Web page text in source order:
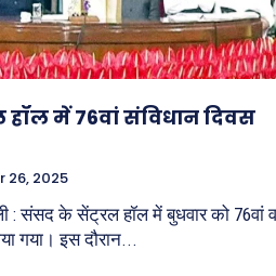
में 76वां संविधान दिवस
26, 2025
: संसद के सेंट्रल हॉल में बुधवार को 76वां
गया। इस दौरान...